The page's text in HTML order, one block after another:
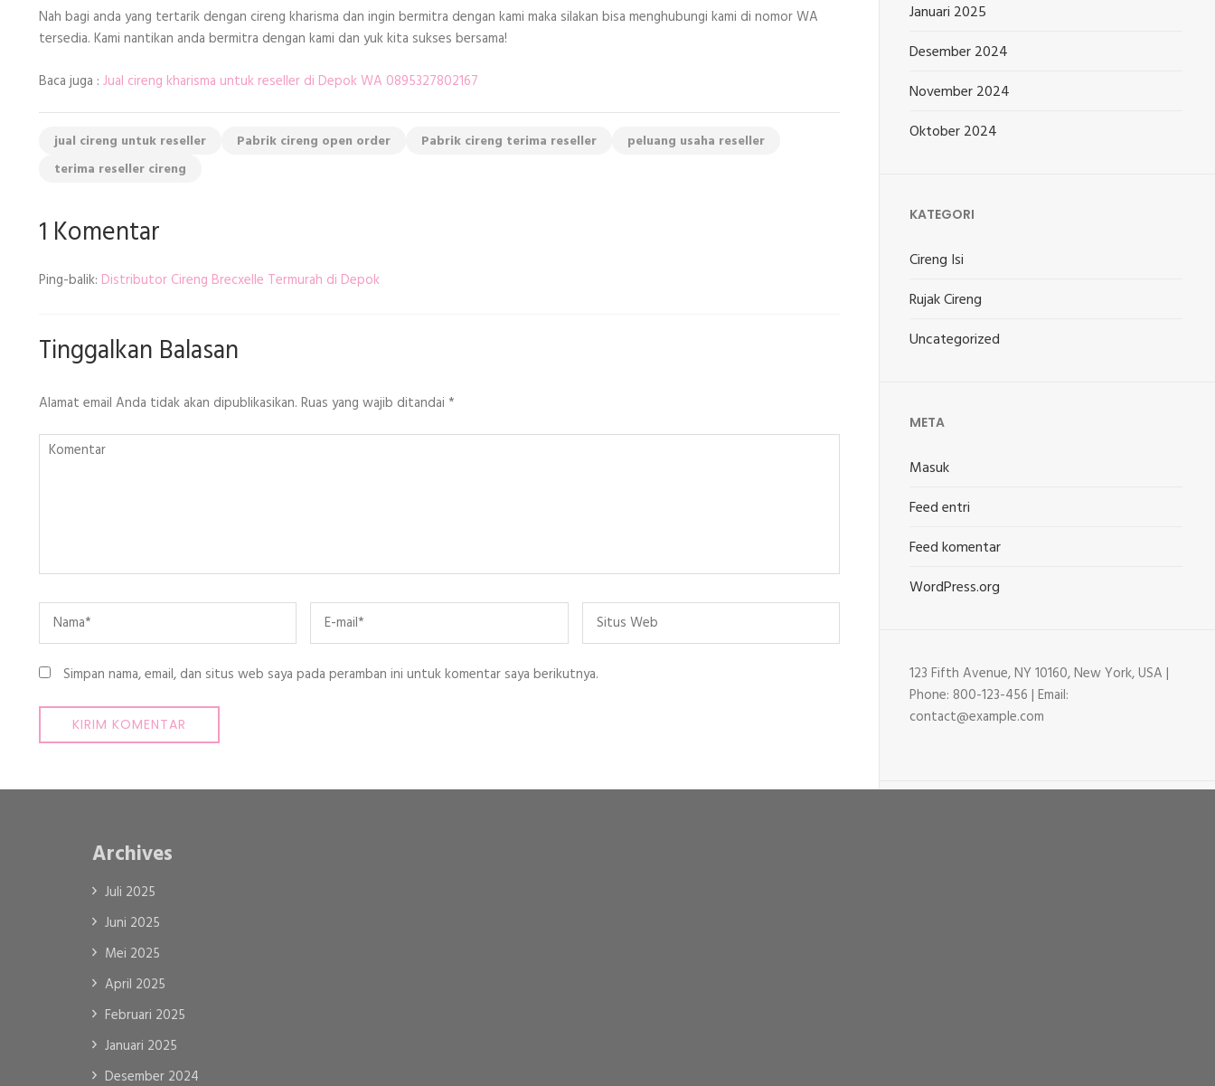
Nah bagi anda yang tertarik dengan cireng kharisma dan ingin bermitra dengan kami maka silakan bisa menghubungi kami di nomor WA
tersedia. Kami nantikan anda bermitra dengan kami dan yuk kita sukses bersama!
Baca juga : Jual cireng kharisma untuk reseller di Depok WA 0895327802167
jual cireng untuk reseller Pabrik cireng open order Pabrik cireng terima reseller
peluang usaha reseller
terima reseller cireng
1 Komentar
Ping-balik: Distributor Cireng Brecxelle Termurah di Depok
Tinggalkan Balasan
Alamat email Anda tidak akan dipublikasikan. Ruas yang wajib ditandai *
Komentar
Name Email
Situs
Web
Simpan nama, email, dan situs web saya pada peramban ini untuk komentar saya berikutnya.
Januari 2025
Desember 2024
November 2024
Oktober 2024
KATEGORI
Cireng Isi
Rujak Cireng
Uncategorized
META
Masuk
Feed entri
Feed komentar
WordPress.org
123 Fifth Avenue, NY 10160, New York, USA |
Phone: 800-123-456 | Email:
contact@example.com
Archives
Juli 2025
Juni 2025
Mei 2025
April 2025
Februari 2025
Januari 2025
Desember 2024